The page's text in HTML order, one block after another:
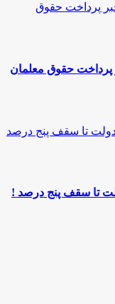
تا خبر پرداخت حقوق معلمان
تا سقف پنج درصد !